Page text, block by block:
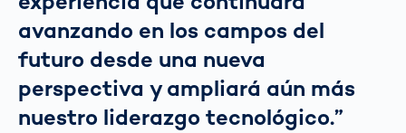
avanzando en los campos del
futuro desde una nueva
perspectiva y ampliará aún más
nuestro liderazgo tecnológico.”